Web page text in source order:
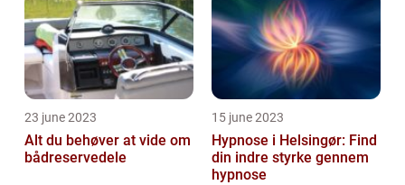
23 june 2023
Alt du behøver at vide om
bådreservedele
15 june 2023
Hypnose i Helsingør: Find
din indre styrke gennem
hypnose